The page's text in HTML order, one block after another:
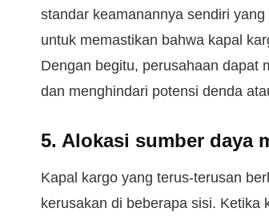
standar keamanannya sendiri
untuk memastikan bahwa kapal
Dengan begitu, perusahaan dapat
dan menghindari potensi denda
5. Alokasi sumber daya
Kapal kargo yang terus-terusan
kerusakan di beberapa sisi. Ketika